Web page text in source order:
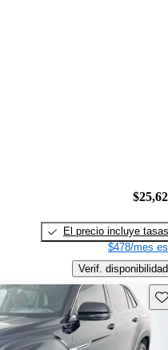
El precio incluye tasas
$478/mes
Verif. disponibilidad